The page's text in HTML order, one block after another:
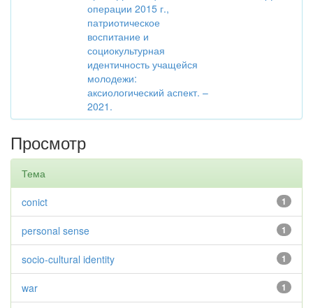
операции 2015 г.,
патриотическое
воспитание и
социокультурная
идентичность учащейся
молодежи:
аксиологический аспект. –
2021.
Просмотр
Тема
1
conict
1
personal sense
1
socio-cultural identity
1
war